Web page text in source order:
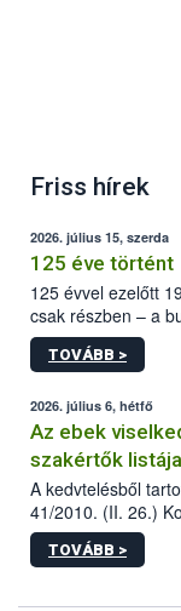
Friss hírek
2026. július 15, szerda
125 éve történt
125 évvel ezelőtt
csak részben – a
állomás a Kis
tervezett új
TOVÁBB >
2026. július 6, hétfő
Az ebek
szakértők listája
A kedvtelésből
41/2010. (II. 26.)
sérülés, illetve
hatósági
vonni az ebek
TOVÁBB >